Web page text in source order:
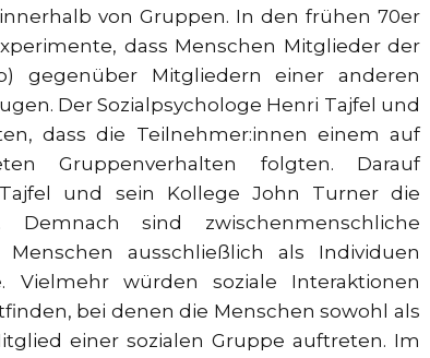
von Gruppen. In den frühen 70er
dass Menschen Mitglieder der
gegenüber Mitgliedern einer anderen
Der Sozialpsychologe Henri Tajfel und
dass die Teilnehmer:innen einem auf
Gruppenverhalten folgten. Darauf
und sein Kollege John Turner die
Demnach sind zwischenmenschliche
ausschließlich als Individuen
Vielmehr würden soziale Interaktionen
bei denen die Menschen sowohl als
einer sozialen Gruppe auftreten. Im